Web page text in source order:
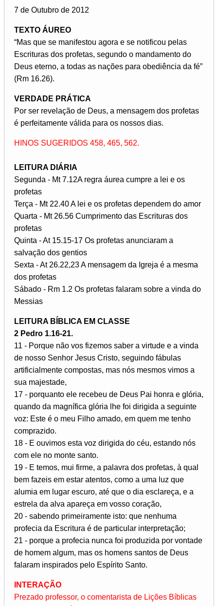
7 de Outubro de 2012
TEXTO ÁUREO
“Mas que se manifestou agora e se notificou pelas
Escrituras dos profetas, segundo o mandamento do
Deus eterno, a todas as nações para obediência da fé”
(Rm 16.26).
VERDADE PRÁTICA
Por ser revelação de Deus, a mensagem dos profetas
é perfeitamente válida para os nossos dias.
HINOS SUGERIDOS 458, 465, 562.
LEITURA DIÁRIA
Segunda - Mt 7.12A regra áurea cumpre a lei e os
profetas
Terça - Mt 22.40 A lei e os profetas dependem do amor
Quarta - Mt 26.56 Cumprimento das Escrituras dos
profetas
Quinta - At 15.15-17 Os profetas anunciaram a
salvação dos gentios
Sexta - At 26.22,23 A mensagem da Igreja é a mesma
dos profetas
Sábado - Rm 1.2 Os profetas falaram sobre a vinda do
Messias
LEITURA BÍBLICA EM CLASSE
2 Pedro 1.16-21.
11 - Porque não vos fizemos saber a virtude e a vinda
de nosso Senhor Jesus Cristo, seguindo fábulas
artificialmente compostas, mas nós mesmos vimos a
sua majestade,
17 - porquanto ele recebeu de Deus Pai honra e glória,
quando da magnífica glória lhe foi dirigida a seguinte
voz: Este é o meu Filho amado, em quem me tenho
comprazido.
18 - E ouvimos esta voz dirigida do céu, estando nós
com ele no monte santo.
19 - E temos, mui firme, a palavra dos profetas, à qual
bem fazeis em estar atentos, como a uma luz que
alumia em lugar escuro, até que o dia esclareça, e a
estrela da alva apareça em vosso coração,
20 - sabendo primeiramente isto: que nenhuma
profecia da Escritura é de particular interpretação;
21 - porque a profecia nunca foi produzida por vontade
de homem algum, mas os homens santos de Deus
falaram inspirados pelo Espírito Santo.
INTERAÇÃO
Prezado professor, o comentarista de Lições Bíblicas